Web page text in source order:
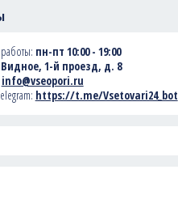
пн-пт 10:00 - 19:00
Видное, 1-й проезд, д. 8
info@vseopori.ru
https://t.me/Vsetovari24_bot